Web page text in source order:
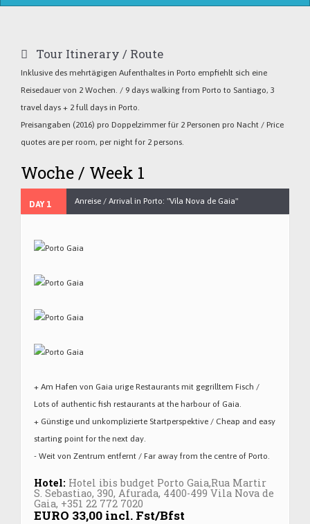
Tour Itinerary / Route
Inklusive des mehrtägigen Aufenthaltes in Porto empfiehlt sich eine
Reisedauer von 2 Wochen. / 9 days walking from Porto to Santiago, 3
travel days + 2 full days in Porto.
Preisangaben (2016) pro Doppelzimmer für 2 Personen pro Nacht / Price
quotes are per room, per night for 2 persons.
Woche / Week 1
DAY 1 Anreise / Arrival in Porto: "Vila Nova de Gaia"
+ Am Hafen von Gaia urige Restaurants mit gegrilltem Fisch /
Lots of authentic fish restaurants at the harbour of Gaia.
+ Günstige und unkomplizierte Startperspektive / Cheap and easy
starting point for the next day.
- Weit von Zentrum entfernt / Far away from the centre of Porto.
Hotel: Hotel ibis budget Porto Gaia,Rua Martir
S. Sebastiao, 390, Afurada, 4400-499 Vila Nova de
Gaia, +351 22 772 7020
EURO 33,00 incl. Fst/Bfst